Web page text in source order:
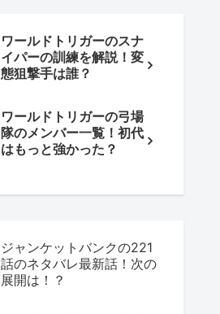
ワールドトリガーのスナ
イパーの訓練を解説！変
態狙撃手は誰？
ワールドトリガーの弓場
隊のメンバー一覧！初代
はもっと強かった？
ジャンケットバンクの221
話のネタバレ最新話！次の
展開は！？